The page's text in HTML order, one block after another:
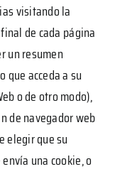
visitando la
de cada página
un resumen
que acceda a su
o de otro modo),
de navegador web
elegir que su
una cookie, o